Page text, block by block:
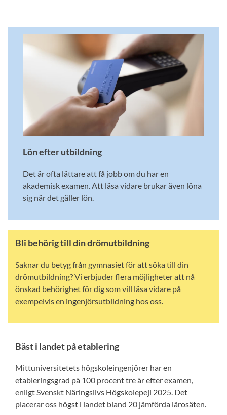
Lön efter utbildning
Det är ofta lättare att få jobb om du har en
akademisk examen. Att läsa vidare brukar även löna
sig när det gäller lön.
Bli behörig till din drömutbildning
Saknar du betyg från gymnasiet för att söka till din
drömutbildning? Vi erbjuder flera möjligheter att nå
önskad behörighet för dig som vill läsa vidare på
exempelvis en ingenjörsutbildning hos oss.
Bäst i landet på etablering
Mittuniversitetets högskoleingenjörer har en
etableringsgrad på 100 procent tre år efter examen,
enligt Svenskt Näringslivs Högskolepejl 2025. Det
placerar oss högst i landet bland 20 jämförda lärosäten.